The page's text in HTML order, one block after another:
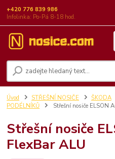
+420 776 839 986
Infolinka: Po-Pá 8-18 hod.
Úvod STŘEŠNÍ NOSIČE ŠKODA
PODÉLNÍKŮ
Střešní nosiče ELSON
Střešní nosiče
FlexBar ALU